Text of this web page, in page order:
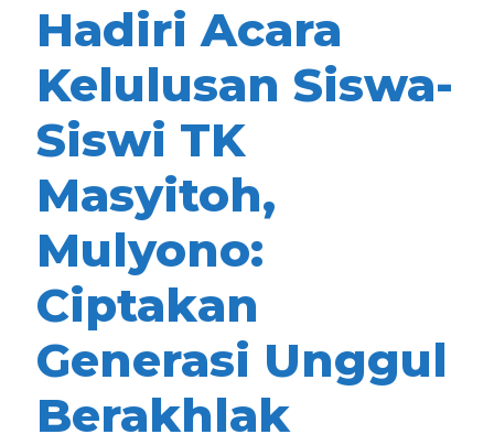
Hadiri Acara
Kelulusan Siswa-
Siswi TK
Masyitoh,
Mulyono:
Ciptakan
Generasi Unggul
Berakhlak